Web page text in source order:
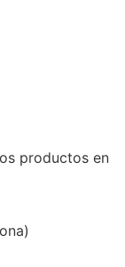
productos en